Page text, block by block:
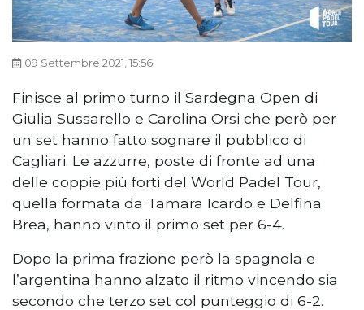
09 Settembre 2021, 15:56
Finisce al primo turno il Sardegna Open di
Giulia Sussarello e Carolina Orsi che però per
un set hanno fatto sognare il pubblico di
Cagliari. Le azzurre, poste di fronte ad una
delle coppie più forti del World Padel Tour,
quella formata da Tamara Icardo e Delfina
Brea, hanno vinto il primo set per 6-4.
Dopo la prima frazione però la spagnola e
l’argentina hanno alzato il ritmo vincendo sia
secondo che terzo set col punteggio di 6-2.